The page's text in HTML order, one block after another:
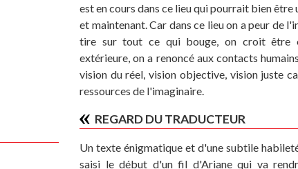
est en cours dans ce lieu qui pourrait bien
et maintenant. Car dans ce lieu on a peur de
tire sur tout ce qui bouge, on croit être
extérieure, on a renoncé aux contacts
vision du réel, vision objective, vision juste
ressources de l'imaginaire.
REGARD DU TRADUCTEUR
Un texte énigmatique et d'une subtile
saisi le début d'un fil d'Ariane qui va